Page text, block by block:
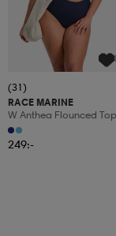
(31)
RACE MARINE
W Anthea Flounced Top
249:-